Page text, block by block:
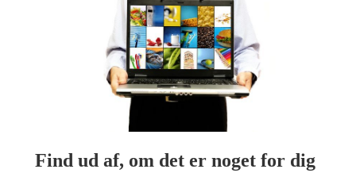
Find ud af, om det er noget for dig